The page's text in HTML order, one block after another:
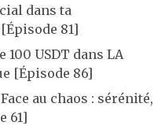
dans ta
81]
USDT dans LA
[Épisode 86]
Face au chaos : sérénité,
61]